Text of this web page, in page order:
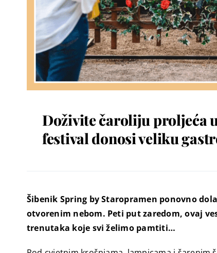
Doživite čaroliju proljeća
festival donosi veliku
Šibenik Spring by Staropramen ponovno
otvorenim nebom. Peti put zaredom, ovaj
trenutaka koje svi želimo pamtiti…